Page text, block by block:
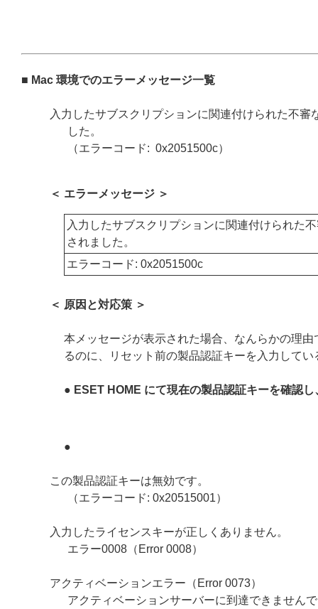
■ Mac 環境でのエラーメッセージ一覧
入力したサブスクリプションに関連付けられた不
した。
（エラーコード: 0x2051500c）
＜ エラーメッセージ ＞
入力したサブスクリプションに関連付けられた
されました。
エラーコード: 0x2051500c
＜ 原因と対応策 ＞
本メッセージが表示された場合、なんらかの理
るのに、リセット前の製品認証キーを入力して
● ESET HOME にて現在の製品認証キーを確認
●
この製品認証キーは無効です。
（エラーコード: 0x20515001）
入力したライセンスキーが正しくありません。
エラー0008（Error 0008）
アクティベーションエラー（Error 0073）
アクティベーションサーバーに到達できません